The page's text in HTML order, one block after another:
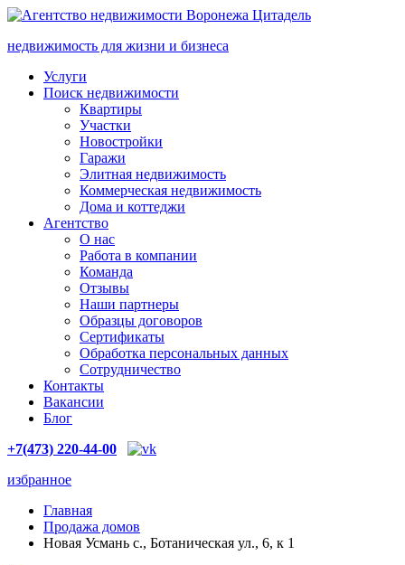
недвижимость для жизни и бизнеса
Услуги
Поиск недвижимости
Квартиры
Участки
Новостройки
Гаражи
Элитная недвижимость
Коммерческая недвижимость
Дома и коттеджи
Агентство
О нас
Работа в компании
Команда
Отзывы
Наши партнеры
Образцы договоров
Сертификаты
Обработка персональных данных
Сотрудничество
Контакты
Вакансии
Блог
+7(473) 220-44-00
избранное
Главная
Продажа домов
Новая Усмань с., Ботаническая ул., 6, к 1